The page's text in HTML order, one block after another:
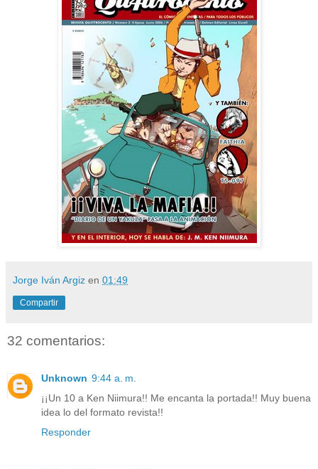
Jorge Iván Argiz en 01:49
Compartir
32 comentarios:
Unknown 9:44 a. m.
¡¡Un 10 a Ken Niimura!! Me encanta la portada!! Muy buena
idea lo del formato revista!!
Responder